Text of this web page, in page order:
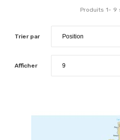
Trier par
Produits 1- 9
Afficher